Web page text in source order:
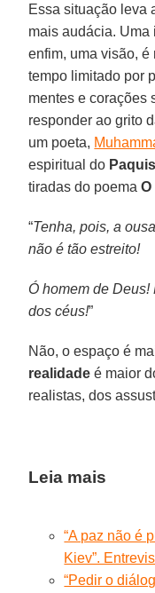
Essa situação leva
mais audácia. Uma
enfim, uma visão,
tempo limitado por
mentes e corações
responder ao grito
um poeta,
espiritual do
tiradas do poemaO
“Tenha, pois, a
não é tão estreito!
Ó homem de
dos céus!”
Não, o espaço é
realidade é maior
realistas, dos
Leia mais
“A paz não é
Kiev”.
“Pedir o